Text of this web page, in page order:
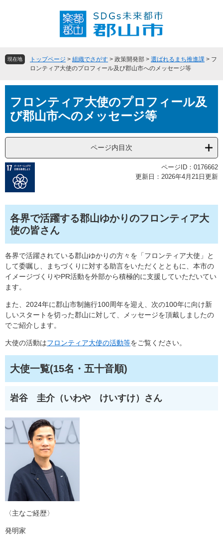
頭
飛現在地 トップページ > 組織でさがす > 政策開発部 > 選ばれるまち推進課 > フ
ロンティア大使のプロフィール及び郡山市へのメッセージ等
文フロンティア大使のプロフィール及
び郡山市へのメッセージ等
ページ内目次
ページID：0176662
更新日：2026年4月21日更新
各界で活躍する郡山ゆかりのフロンティア大
使の皆さん
各界で活躍されている郡山ゆかりの方々を「フロンティア大使」と
して委嘱し、まちづくりに対する助言をいただくとともに、本市の
イメージづくりやPR活動を外部から積極的に支援していただいてい
ます。
また、2024年に郡山市制施行100周年を迎え、次の100年に向け新
しいスタートを切った郡山に対して、メッセージを頂戴しましたの
でご紹介します。
大使の活動はフロンティア大使の活動等をご覧ください。
大使一覧(15名・五十音順)
岩谷 圭介（いわや けいすけ）さん
〈主なご経歴〉
発明家